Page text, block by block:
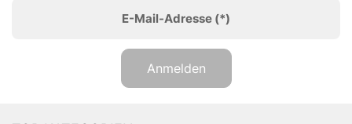
E-Mail-Adresse (*)
Anmelden